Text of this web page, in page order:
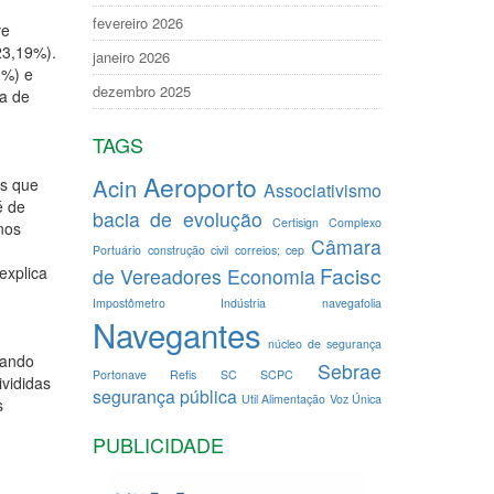
e
de
que
de
fevereiro 2026
janeiro 2026
dezembro 2025
TAGS
Acin Aeroporto Associativismo
bacia de evolução Certisign Complexo
Portuário construção civil correios; cep Câmara
de Vereadores Economia Facisc
Impostômetro Indústria navegafolia
Navegantes núcleo de segurança
Portonave
Refis SC SCPC Sebrae
segurança pública Util Alimentação Voz Única
PUBLICIDADE